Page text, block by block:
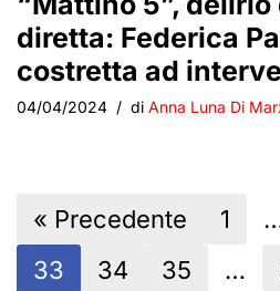
diretta: Federica
costretta ad
04/04/2024 di Anna Luna Di
« Precedente 1
33
34 35 …